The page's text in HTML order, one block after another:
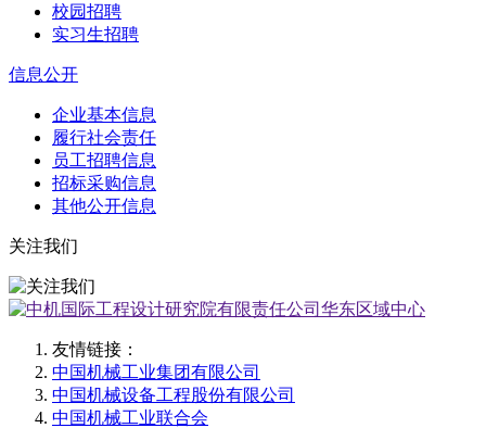
校园招聘
实习生招聘
信息公开
企业基本信息
履行社会责任
员工招聘信息
招标采购信息
其他公开信息
关注我们
友情链接：
中国机械工业集团有限公司
中国机械设备工程股份有限公司
中国机械工业联合会